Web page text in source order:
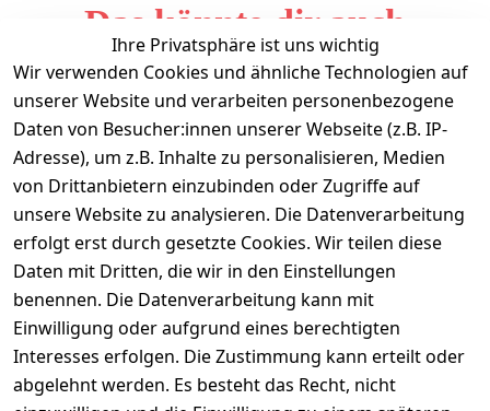
Das könnte dir auch
gefallen
Ihre Privatsphäre ist uns wichtig
Wir verwenden Cookies und ähnliche Technologien auf
unserer Website und verarbeiten personenbezogene
Daten von Besucher:innen unserer Webseite (z.B. IP-
Adresse), um z.B. Inhalte zu personalisieren, Medien
von Drittanbietern einzubinden oder Zugriffe auf
unsere Website zu analysieren. Die Datenverarbeitung
erfolgt erst durch gesetzte Cookies. Wir teilen diese
Daten mit Dritten, die wir in den Einstellungen
benennen. Die Datenverarbeitung kann mit
Einwilligung oder aufgrund eines berechtigten
Interesses erfolgen. Die Zustimmung kann erteilt oder
abgelehnt werden. Es besteht das Recht, nicht
Informationen
Mein Konto